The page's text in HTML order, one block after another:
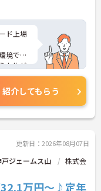
す
ド上場
境で
文化が
さら
ださ
紹介してもらう
更新日：2026年08月07日
ジェームス山
株式会
32.1万円～♪定年